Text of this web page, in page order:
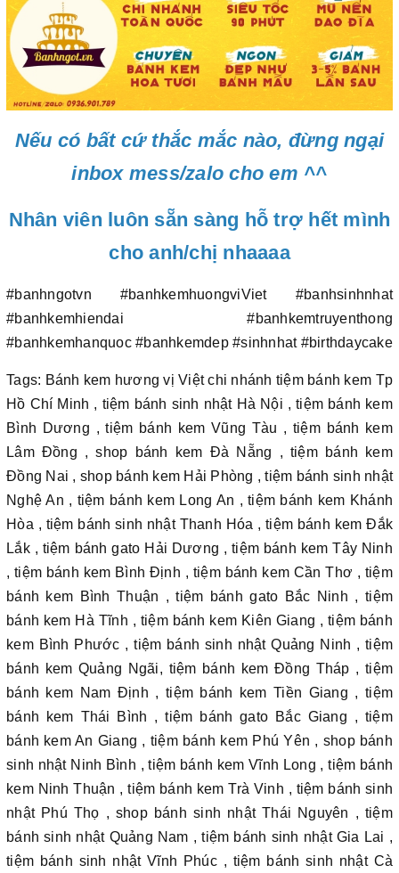
Nếu có bất cứ thắc mắc nào, đừng ngại
inbox mess/zalo cho em ^^
Nhân viên luôn sẵn sàng hỗ trợ hết mình
cho anh/chị nhaaaa
#banhngotvn #banhkemhuongviViet #banhsinhnhat
#banhkemhiendai #banhkemtruyenthong
#banhkemhanquoc #banhkemdep #sinhnhat #birthdaycake
Tags: Bánh kem hương vị Việt chi nhánh tiệm bánh kem Tp
Hồ Chí Minh , tiệm bánh sinh nhật Hà Nội , tiệm bánh kem
Bình Dương , tiệm bánh kem Vũng Tàu , tiệm bánh kem
Lâm Đồng , shop bánh kem Đà Nẵng , tiệm bánh kem
Đồng Nai , shop bánh kem Hải Phòng , tiệm bánh sinh nhật
Nghệ An , tiệm bánh kem Long An , tiệm bánh kem Khánh
Hòa , tiệm bánh sinh nhật Thanh Hóa , tiệm bánh kem Đắk
Lắk , tiệm bánh gato Hải Dương , tiệm bánh kem Tây Ninh
, tiệm bánh kem Bình Định , tiệm bánh kem Cần Thơ , tiệm
bánh kem Bình Thuận , tiệm bánh gato Bắc Ninh , tiệm
bánh kem Hà Tĩnh , tiệm bánh kem Kiên Giang , tiệm bánh
kem Bình Phước , tiệm bánh sinh nhật Quảng Ninh , tiệm
bánh kem Quảng Ngãi, tiệm bánh kem Đồng Tháp , tiệm
bánh kem Nam Định , tiệm bánh kem Tiền Giang , tiệm
bánh kem Thái Bình , tiệm bánh gato Bắc Giang , tiệm
bánh kem An Giang , tiệm bánh kem Phú Yên , shop bánh
sinh nhật Ninh Bình , tiệm bánh kem Vĩnh Long , tiệm bánh
kem Ninh Thuận , tiệm bánh kem Trà Vinh , tiệm bánh sinh
nhật Phú Thọ , shop bánh sinh nhật Thái Nguyên , tiệm
bánh sinh nhật Quảng Nam , tiệm bánh sinh nhật Gia Lai ,
tiệm bánh sinh nhật Vĩnh Phúc , tiệm bánh sinh nhật Cà